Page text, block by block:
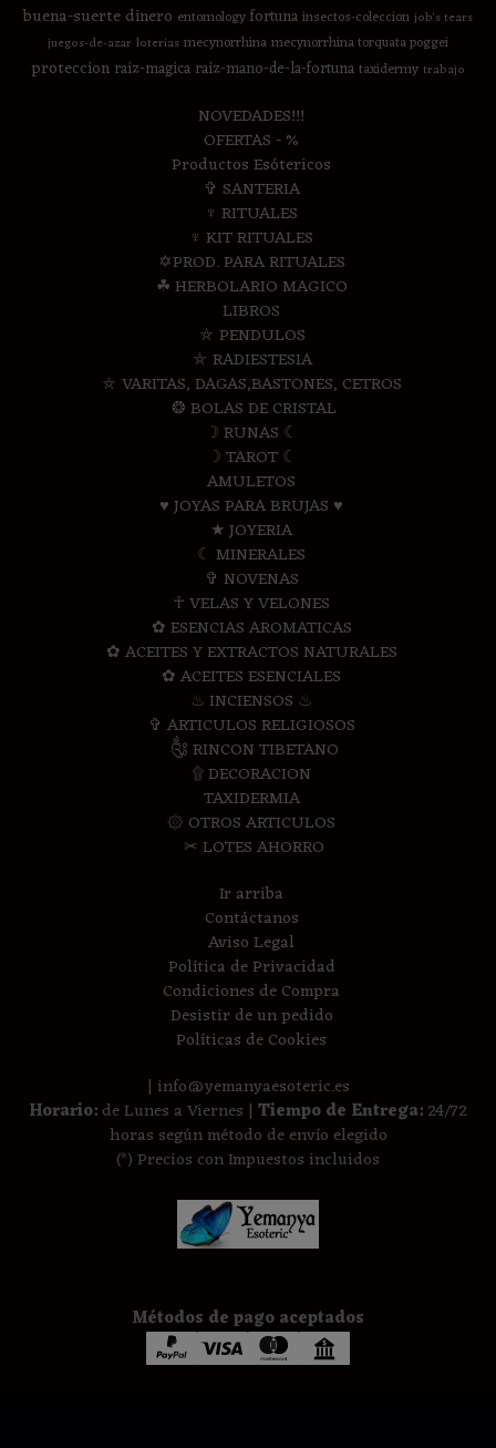
buena-suertedinero entomologyfortunainsectos-coleccion job's tears
juegos-de-azar loterias mecynorrhinamecynorrhina torquata poggei
proteccion raiz-magica raiz-mano-de-la-fortunataxidermy trabajo
NOVEDADES!!!
OFERTAS - %
Productos Esótericos
✞ SANTERIA
♆ RITUALES
♆ KIT RITUALES
✡PROD. PARA RITUALES
☘ HERBOLARIO MAGICO
LIBROS
⛤ PENDULOS
⛤ RADIESTESIA
⛤ VARITAS, DAGAS,BASTONES, CETROS
❂ BOLAS DE CRISTAL
☽ RUNAS ☾
☽ TAROT ☾
AMULETOS
♥ JOYAS PARA BRUJAS ♥
★ JOYERIA
☾ MINERALES
✞ NOVENAS
☥ VELAS Y VELONES
✿ ESENCIAS AROMATICAS
✿ ACEITES Y EXTRACTOS NATURALES
✿ ACEITES ESENCIALES
♨ INCIENSOS ♨
✞ ARTICULOS RELIGIOSOS
༃ RINCON TIBETANO
۩ DECORACION
TAXIDERMIA
۞ OTROS ARTICULOS
✂ LOTES AHORRO
Ir arriba
Contáctanos
Aviso Legal
Política de Privacidad
Condiciones de Compra
Desistir de un pedido
Políticas de Cookies
| info@yemanyaesoteric.es
Horario:de Lunes a Viernes | Tiempo de Entrega:24/72
horas según método de envío elegido
(*) Precios con Impuestos incluidos
Métodos de pago aceptados